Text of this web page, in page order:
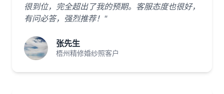
很到位，完全超出了我的预期。客服态度也很好，
有问必答，强烈推荐！"
张先生
梧州精修婚纱照客户